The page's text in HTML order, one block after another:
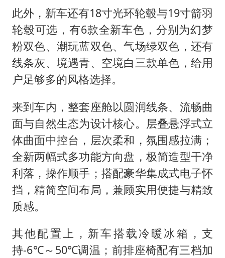
此外，新车还有18寸光环轮毂与19寸箭羽
轮毂可选，有6款全新车色，分别为幻梦
粉双色、潮玩蓝双色、气场绿双色，还有
线条灰、境遇青、空境白三款单色，给用
户足够多的风格选择。
来到车内，整套座舱以圆润线条、流畅曲
面与自然生态为设计核心。层叠悬浮式立
体曲面中控台，层次柔和，氛围感拉满；
全新两幅式多功能方向盘，极简造型干净
利落，操作顺手；搭配豪华集成式电子怀
挡，精简空间布局，兼顾实用便捷与精致
质感。
其他配置上，新车搭载冷暖冰箱，支
持-6℃～50℃调温；前排座椅配有三档加